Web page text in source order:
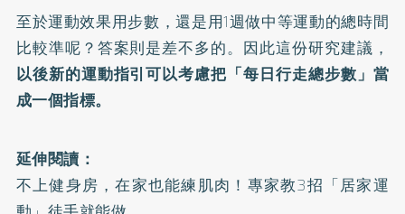
至於運動效果用步數，還是用1週做中等運動的總時間
比較準呢？答案則是差不多的。因此這份研究建議，
以後新的運動指引可以考慮把「每日行走總步數」當
成一個指標。
延伸閱讀：
不上健身房，在家也能練肌肉！專家教3招「居家運